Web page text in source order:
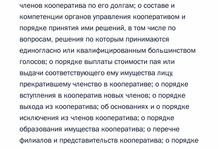
членов кооператива по его долгам; о составе и
компетенции органов управления кооперативом и
порядке принятия ими решений, в том числе по
вопросам, решения по которым принимаются
единогласно или квалифицированным большинством
голосов; о порядке выплаты стоимости пая или
выдачи соответствующего ему имущества лицу,
прекратившему членство в кооперативе; о порядке
вступления в кооператив новых членов; о порядке
выхода из кооператива; об основаниях и о порядке
исключения из членов кооператива; о порядке
образования имущества кооператива; о перечне
филиалов и представительств кооператива; о порядке